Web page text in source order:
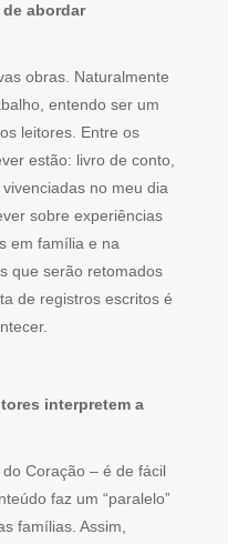
abordar
obras. Naturalmente
entendo ser um
leitores. Entre os
estão: livro de conto,
no meu dia
sobre experiências
em família e na
que serão retomados
de registros escritos é
interpretem a
Coração – é de fácil
faz um “paralelo”
famílias. Assim,